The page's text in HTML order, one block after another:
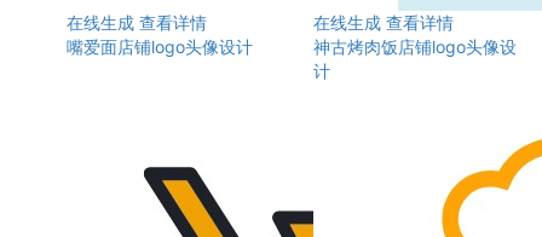
在线生成 查看详情
嘴爱面店铺logo头像设计
在线生成 查看详情
神古烤肉饭店铺logo头像设
计